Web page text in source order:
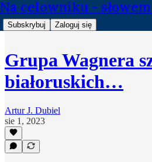
Subskrybuj Zaloguj się
Grupa Wagnera
białoruskich…
Artur J. Dubiel
sie 1, 2023